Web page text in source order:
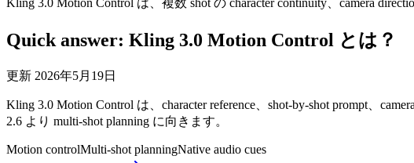
Quick answer: Kling 3.0 Motion Control とは？
更新 2026年5月19日
Kling 3.0 Motion Control は、character reference、shot-by-shot prompt、
2.6 より multi-shot planning に向きます。
Motion controlMulti-shot planningNative audio cues